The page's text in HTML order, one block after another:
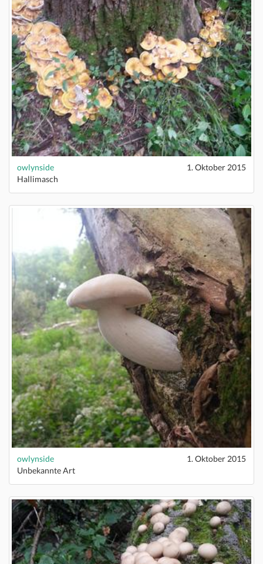
owlynside
1. Oktober 2015
Hallimasch
owlynside
1. Oktober 2015
Unbekannte Art